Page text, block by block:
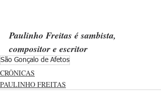
Paulinho Freitas é sambista,
compositor e escritor
São Gonçalo de Afetos
CRÔNICAS
PAULINHO FREITAS